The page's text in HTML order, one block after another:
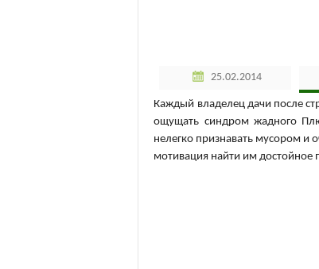
25.02.2014
Каждый владелец дачи после
ощущать синдром жадного
нелегко признавать мусором и
мотивация найти им достойное